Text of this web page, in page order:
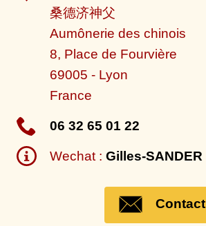
桑德济神父
Aumônerie des chinois
8, Place de Fourvière
69005 - Lyon
France
06 32 65 01 22
Wechat :Gilles-SANDER
Contact